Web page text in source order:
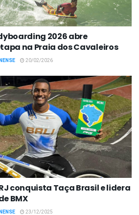
2026 abre
na Praia dos Cavaleiros
20/02/2026
conquista Taça Brasil e lidera
BMX
23/12/2025